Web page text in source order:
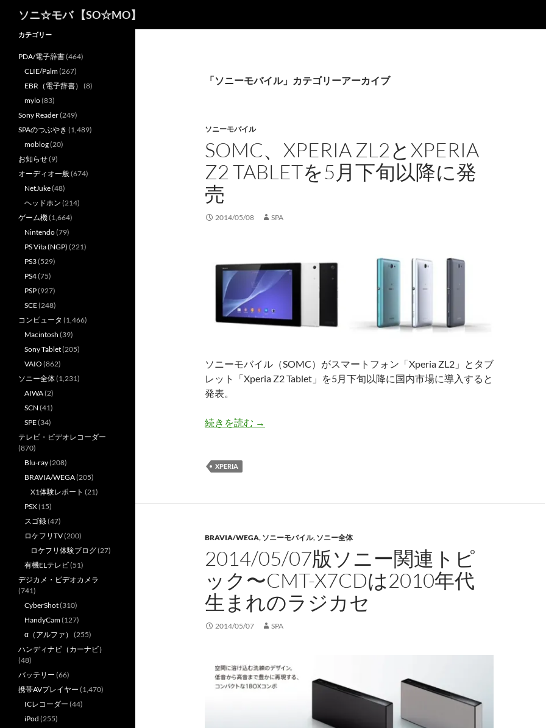
ソニ☆モバ 【SO☆MO】
「ソニーモバイル」カテゴリーアーカイブ
ソニーモバイル
SOMC、XPERIA ZL2とXPERIA
Z2 TABLETを5月下旬以降に発
売
2014/05/08 SPA
ソニーモバイル（SOMC）がスマートフォン「Xperia ZL2」とタブ
レット「Xperia Z2 Tablet」を5月下旬以降に国内市場に導入すると
発表。
続きを読む SOMC、Xperia ZL2とXperia Z2 Tabletを5月下旬以降に発売
→
XPERIA
BRAVIA/WEGA, ソニーモバイル, ソニー全体
2014/05/07版ソニー関連トピ
ック〜CMT-X7CDは2010年代
生まれのラジカセ
2014/05/07 SPA
カテゴリー
PDA/電子辞書(464)
CLIE/Palm(267)
EBR（電子辞書） (8)
mylo(83)
Sony Reader(249)
SPAのつぶやき (1,489)
moblog(20)
お知らせ(9)
オーディオ一般(674)
NetJuke(48)
ヘッドホン (214)
ゲーム機(1,664)
Nintendo(79)
PS Vita (NGP) (221)
PS3(529)
PS4(75)
PSP(927)
SCE(248)
コンピュータ (1,466)
Macintosh (39)
Sony Tablet(205)
VAIO (862)
ソニー全体(1,231)
AIWA(2)
SCN (41)
SPE(34)
テレビ・ビデオレコーダー
(870)
Blu-ray(208)
BRAVIA/WEGA(205)
X1体験レポート (21)
PSX(15)
スゴ録(47)
ロケフリTV(200)
ロケフリ体験ブログ(27)
有機ELテレビ(51)
デジカメ・ビデオカメラ
(741)
CyberShot(310)
HandyCam(127)
α（アルファ） (255)
ハンディナビ（カーナビ）
(48)
バッテリー (66)
携帯AVプレイヤー (1,470)
ICレコーダー (44)
iPod (255)